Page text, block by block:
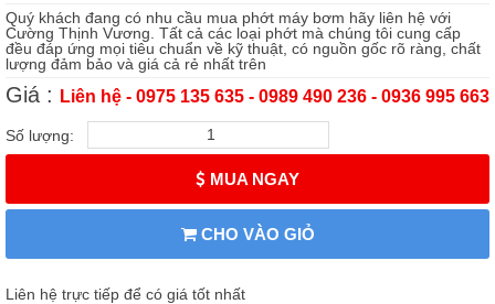
Quý khách đang có nhu cầu mua phớt máy bơm hãy liên hệ với
Cường Thịnh Vương. Tất cả các loại phớt mà chúng tôi cung cấp
đều đáp ứng mọi tiêu chuẩn về kỹ thuật, có nguồn gốc rõ ràng, chất
lượng đảm bảo và giá cả rẻ nhất trên
Giá : Liên hệ - 0975 135 635 - 0989 490 236 - 0936 995 663
Số lượng:
MUA NGAY
CHO VÀO GIỎ
Liên hệ trực tiếp để có giá tốt nhất